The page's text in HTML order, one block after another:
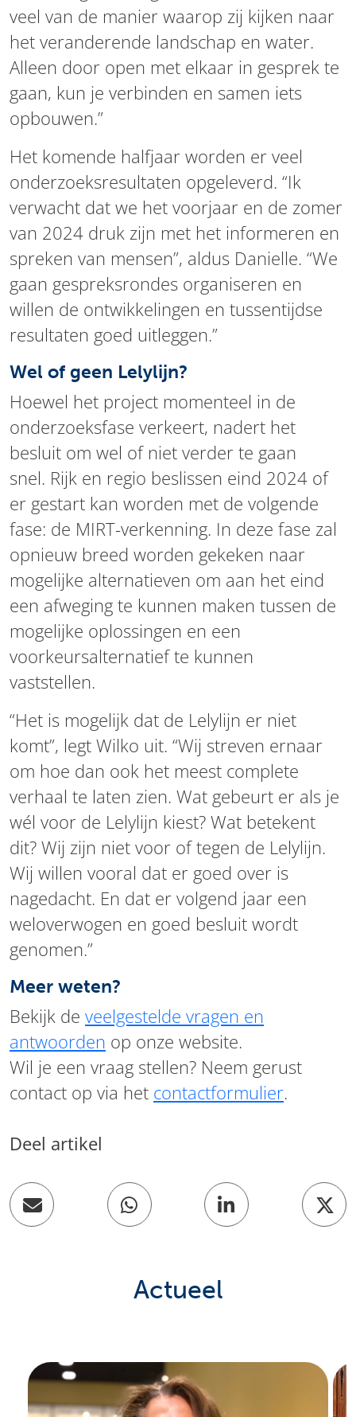
veel van de manier waarop zij kijken naar
het veranderende landschap en water.
Alleen door open met elkaar in gesprek te
gaan, kun je verbinden en samen iets
opbouwen.”
Het komende halfjaar worden er veel
onderzoeksresultaten opgeleverd. “Ik
verwacht dat we het voorjaar en de zomer
van 2024 druk zijn met het informeren en
spreken van mensen”, aldus Danielle. “We
gaan gespreksrondes organiseren en
willen de ontwikkelingen en tussentijdse
resultaten goed uitleggen.”
Wel of geen Lelylijn?
Hoewel het project momenteel in de
onderzoeksfase verkeert, nadert het
besluit om wel of niet verder te gaan
snel. Rijk en regio beslissen eind 2024 of
er gestart kan worden met de volgende
fase: de MIRT-verkenning. In deze fase zal
opnieuw breed worden gekeken naar
mogelijke alternatieven om aan het eind
een afweging te kunnen maken tussen de
mogelijke oplossingen en een
voorkeursalternatief te kunnen
vaststellen.
“Het is mogelijk dat de Lelylijn er niet
komt”, legt Wilko uit. “Wij streven ernaar
om hoe dan ook het meest complete
verhaal te laten zien. Wat gebeurt er als je
wél voor de Lelylijn kiest? Wat betekent
dit? Wij zijn niet voor of tegen de Lelylijn.
Wij willen vooral dat er goed over is
nagedacht. En dat er volgend jaar een
weloverwogen en goed besluit wordt
genomen.”
Meer weten?
Bekijk de veelgestelde vragen en
antwoorden op onze website.
Wil je een vraag stellen? Neem gerust
contact op via het contactformulier.
Deel artikel
Mail een link
Deel op Whatsapp
Deel op
Actueel